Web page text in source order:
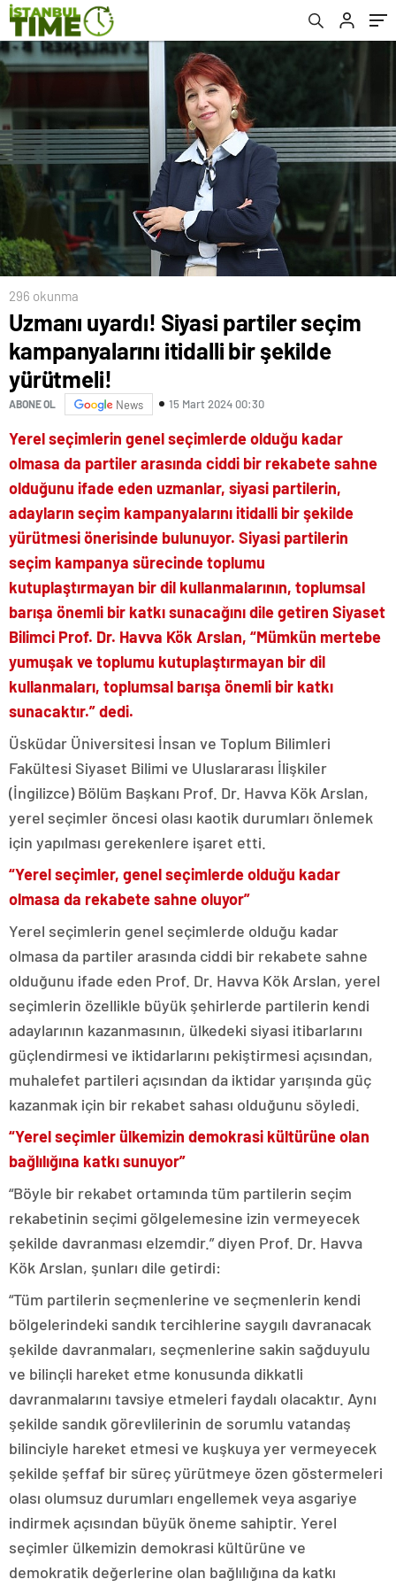
296 okunma
Uzmanı uyardı! Siyasi partiler seçim
kampanyalarını itidalli bir şekilde
yürütmeli!
ABONE OL News 15 Mart 2024 00:30
Yerel seçimlerin genel seçimlerde olduğu kadar
olmasa da partiler arasında ciddi bir rekabete sahne
olduğunu ifade eden uzmanlar, siyasi partilerin,
adayların seçim kampanyalarını itidalli bir şekilde
yürütmesi önerisinde bulunuyor. Siyasi partilerin
seçim kampanya sürecinde toplumu
kutuplaştırmayan bir dil kullanmalarının, toplumsal
barışa önemli bir katkı sunacağını dile getiren Siyaset
Bilimci Prof. Dr. Havva Kök Arslan, “Mümkün mertebe
yumuşak ve toplumu kutuplaştırmayan bir dil
kullanmaları, toplumsal barışa önemli bir katkı
sunacaktır.” dedi.
Üsküdar Üniversitesi İnsan ve Toplum Bilimleri
Fakültesi Siyaset Bilimi ve Uluslararası İlişkiler
(İngilizce) Bölüm Başkanı Prof. Dr. Havva Kök Arslan,
yerel seçimler öncesi olası kaotik durumları önlemek
için yapılması gerekenlere işaret etti.
“Yerel seçimler, genel seçimlerde olduğu kadar
olmasa da rekabete sahne oluyor”
Yerel seçimlerin genel seçimlerde olduğu kadar
olmasa da partiler arasında ciddi bir rekabete sahne
olduğunu ifade eden Prof. Dr. Havva Kök Arslan, yerel
seçimlerin özellikle büyük şehirlerde partilerin kendi
adaylarının kazanmasının, ülkedeki siyasi itibarlarını
güçlendirmesi ve iktidarlarını pekiştirmesi açısından,
muhalefet partileri açısından da iktidar yarışında güç
kazanmak için bir rekabet sahası olduğunu söyledi.
“Yerel seçimler ülkemizin demokrasi kültürüne olan
bağlılığına katkı sunuyor”
“Böyle bir rekabet ortamında tüm partilerin seçim
rekabetinin seçimi gölgelemesine izin vermeyecek
şekilde davranması elzemdir.” diyen Prof. Dr. Havva
Kök Arslan, şunları dile getirdi:
“Tüm partilerin seçmenlerine ve seçmenlerin kendi
bölgelerindeki sandık tercihlerine saygılı davranacak
şekilde davranmaları, seçmenlerine sakin sağduyulu
ve bilinçli hareket etme konusunda dikkatli
davranmalarını tavsiye etmeleri faydalı olacaktır. Aynı
şekilde sandık görevlilerinin de sorumlu vatandaş
bilinciyle hareket etmesi ve kuşkuya yer vermeyecek
şekilde şeffaf bir süreç yürütmeye özen göstermeleri
olası olumsuz durumları engellemek veya asgariye
indirmek açısından büyük öneme sahiptir. Yerel
seçimler ülkemizin demokrasi kültürüne ve
demokratik değerlerine olan bağlılığına da katkı